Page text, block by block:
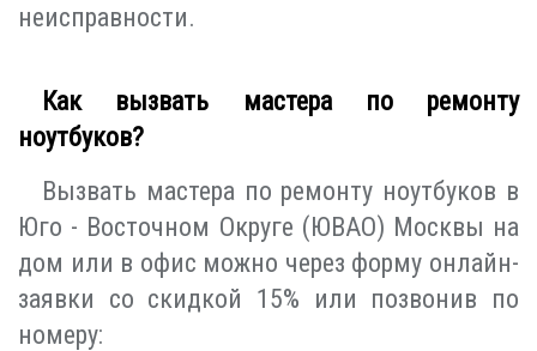
неисправности.
Как вызвать мастера по ремонту
ноутбуков?
Вызвать мастера по ремонту ноутбуков в
Юго - Восточном Округе (ЮВАО) Москвы на
дом или в офис можно через форму онлайн-
заявки со скидкой 15% или позвонив по
номеру: